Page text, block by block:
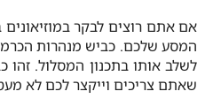
אם אתם רוצים לבקר במוזיאונים
המסע שלכם. כביש מנהרות
לשלב אותו בתכנון המסלול.
שאתם צריכים וייקצר לכם לא